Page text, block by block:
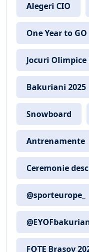
Alegeri CIO
One Year to GO
Jocuri
Bakuriani 2025
Snowboard
Antrenamente
Ceremonie
@sporteurope_
FOTE Brașov